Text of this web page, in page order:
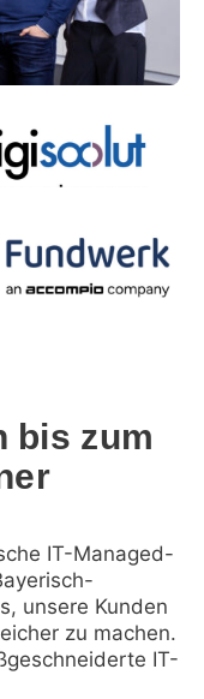
bis zum
IT-Managed-
unsere Kunden
zu machen.
IT-